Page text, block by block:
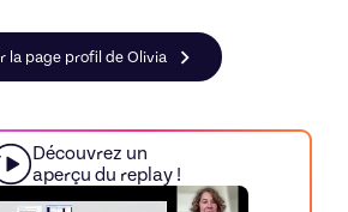
la page profil de Olivia
Découvrez un
aperçu du replay !